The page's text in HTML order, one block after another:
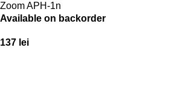
Zoom APH-1n
Available on backorder
137 lei